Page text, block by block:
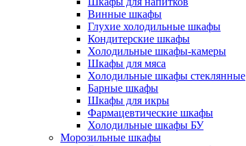
Винные шкафы
Глухие холодильные шкафы
Кондитерские шкафы
Холодильные шкафы-камеры
Шкафы для мяса
Холодильные шкафы стеклянные
Барные шкафы
Шкафы для икры
Фармацевтические шкафы
Холодильные шкафы БУ
Морозильные шкафы